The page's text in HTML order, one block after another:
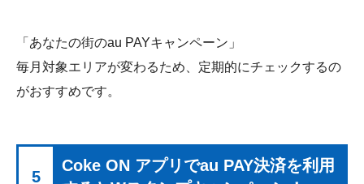
「あなたの街のau PAYキャンペーン」
毎月対象エリアが変わるため、定期的にチェックするの
がおすすめです。
5
Coke ON アプリでau PAY決済を利用